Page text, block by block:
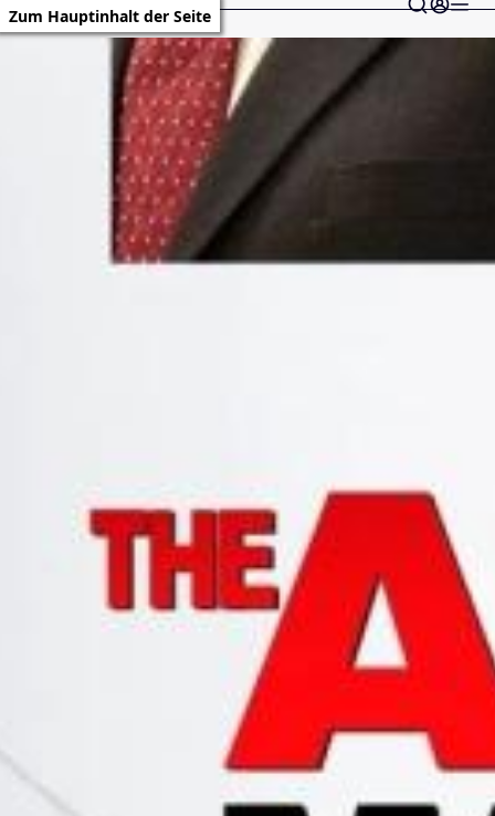
Zum Hauptinhalt der Seite